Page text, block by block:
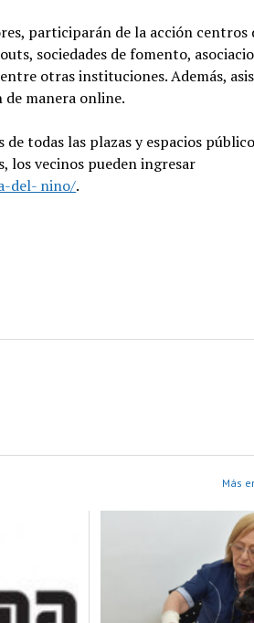
participarán de la acción centros
sociedades de fomento,
otras instituciones. Además,
manera online.
todas las plazas y espacios
los vecinos pueden ingresar
del- nino/.
Más